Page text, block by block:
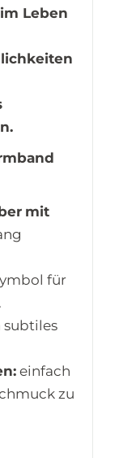
Leben
mit
für
subtiles
einfach
zu